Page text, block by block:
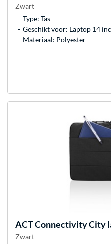
Zwart
Type: Tas
Geschikt voor: Laptop 14
Materiaal: Polyester
ACT ConnectivityCity
Zwart